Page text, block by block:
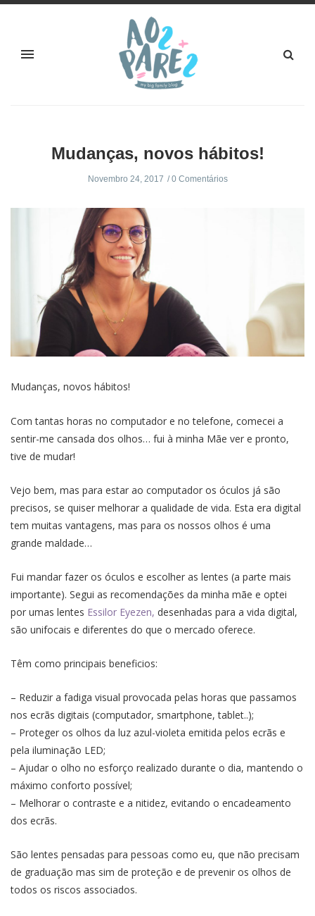
Mudanças, novos hábitos!
Novembro 24, 2017 0 Comentários
Mudanças, novos hábitos!
Com tantas horas no computador e no telefone, comecei a
sentir-me cansada dos olhos… fui à minha Mãe ver e pronto,
tive de mudar!
Vejo bem, mas para estar ao computador os óculos já são
precisos, se quiser melhorar a qualidade de vida. Esta era digital
tem muitas vantagens, mas para os nossos olhos é uma
grande maldade…
Fui mandar fazer os óculos e escolher as lentes (a parte mais
importante). Segui as recomendações da minha mãe e optei
por umas lentes Essilor Eyezen, desenhadas para a vida digital,
são unifocais e diferentes do que o mercado oferece.
Têm como principais beneficios:
– Reduzir a fadiga visual provocada pelas horas que passamos
nos ecrãs digitais (computador, smartphone, tablet..);
– Proteger os olhos da luz azul-violeta emitida pelos ecrãs e
pela iluminação LED;
– Ajudar o olho no esforço realizado durante o dia, mantendo o
máximo conforto possível;
– Melhorar o contraste e a nitidez, evitando o encadeamento
dos ecrãs.
São lentes pensadas para pessoas como eu, que não precisam
de graduação mas sim de proteção e de prevenir os olhos de
todos os riscos associados.